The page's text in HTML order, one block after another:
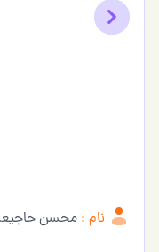
Previous
Next
نام : محسن